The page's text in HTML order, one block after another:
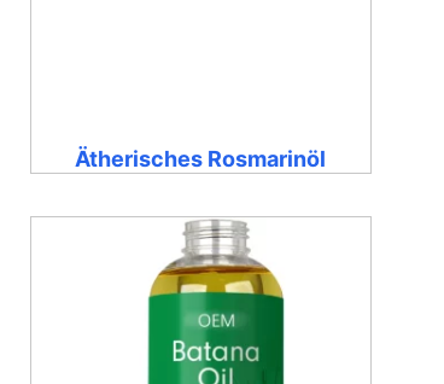
Ätherisches Rosmarinöl